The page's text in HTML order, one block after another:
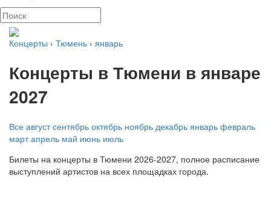
Концерты › Тюмень › январь
Концерты в Тюмени в январе
2027
Все август сентябрь октябрь ноябрь декабрь январь февраль
март апрель май июнь июль
Билеты на концерты в Тюмени 2026-2027, полное расписание
выступлений артистов на всех площадках города.